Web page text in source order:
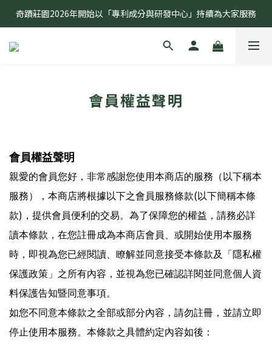
奇蹟莊園2026年開始以「專利成分與研發中心」持續為大家服務
奇蹟莊園2026年開始以「專利成分與研發中心」持續為大家服務
敏弱無患 奇蹟有感 全球首創研究無患子種仁油功效
會員權益聲明
會員權益聲明
親愛的會員您好，非常感謝您使用本商店的服務（以下稱本
服務），本商店將根據以下之會員服務條款( 以下簡稱本條
款) ，提供會員便利的交易。為了保障您的權益，請務必詳
讀本條款，在您註冊成為本商店會員、或開始使用本服務
時，即視為您已經閱讀、瞭解並同意接受本條款及「隱私權
保護政策」之所有內容，並視為您已確認詳閱並同意個人資
料保護告知暨同意事項。
如您不同意本條款之全部或部分內容，請勿註冊，並請立即
停止使用本服務。本條款之具體約定內容如後：